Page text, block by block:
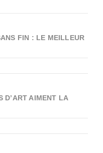
FIN : LE MEILLEUR
D’ART AIMENT LA